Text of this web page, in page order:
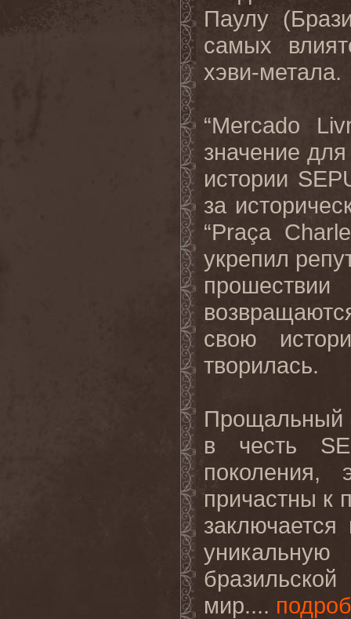
Паулу
самых
хэви-метала.
“Mercado
значение
истории
за
“Praça
укрепил
свою
творилась.
Прощальный
в честь
поколения,
причастны к
мир....